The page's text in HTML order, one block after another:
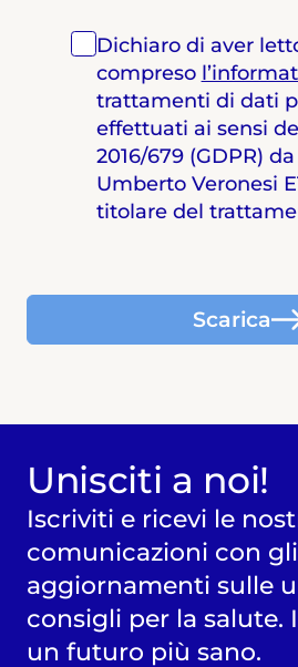
Dichiaro di aver
compreso
trattamenti di dati
effettuati ai sensi
2016/679 (GDPR)
Umberto Veronesi
titolare del
Scarica
Unisciti a noi!
Iscriviti e ricevi le
comunicazioni con gli
aggiornamenti sulle
consigli per la salute.
un futuro più sano.